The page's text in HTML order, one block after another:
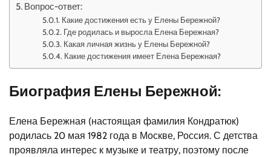
Вопрос-ответ:
Какие достижения есть у Елены Бережной?
Где родилась и выросла Елена Бережная?
Какая личная жизнь у Елены Бережной?
Какие достижения имеет Елена Бережная?
Биография Елены Бережной:
Елена Бережная (настоящая фамилия Кондратюк)
родилась 20 мая 1982 года в Москве, Россия. С детства
проявляла интерес к музыке и театру, поэтому после